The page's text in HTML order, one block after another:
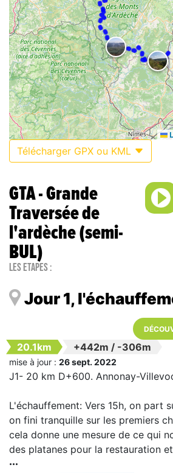
Télécharger GPX ou KML
GTA - Grande
Traversée de
l'ardèche (semi-
BUL)
Les étapes :
Jour 1,
20.1km +442m / -306m
mise à jour : 26 sept. 2022
J1- 20 km D+600. Annonay-
L'échauffement: Vers 15h, on part
on fini tranquille sur les premiers
cela donne une mesure de ce qui
des platanes pour la restauration